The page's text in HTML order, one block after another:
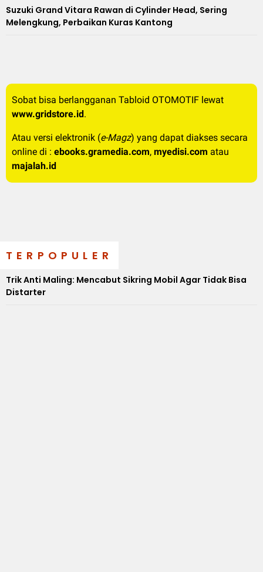
Suzuki Grand Vitara Rawan di Cylinder Head, Sering
Melengkung, Perbaikan Kuras Kantong
Sobat bisa berlangganan Tabloid OTOMOTIF lewat
www.gridstore.id.
Atau versi elektronik (e-Magz) yang dapat diakses secara
online di : ebooks.gramedia.com, myedisi.com atau
majalah.id
TERPOPULER
Trik Anti Maling: Mencabut Sikring Mobil Agar Tidak Bisa
Distarter